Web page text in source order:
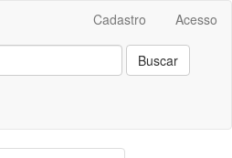
Cadastro Acesso
Buscar